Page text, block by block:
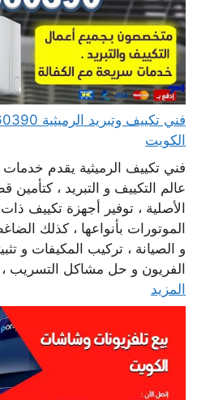
الكويت
فني تكييف الرميثية يقدم
عالم التكييف و التبريد ، كتأمين
الأصلية ، توفير أجهزة تكييف
الموتورات بأنواعها ، كذلك
و الصيانة ، تركيب المكيفات و
الفريون و حل مشاكل التسريب ،
المزيد